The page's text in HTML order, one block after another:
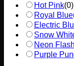
Hot Pink(0)
Royal Blue
Electric
Snow
Neon Flash
Purple